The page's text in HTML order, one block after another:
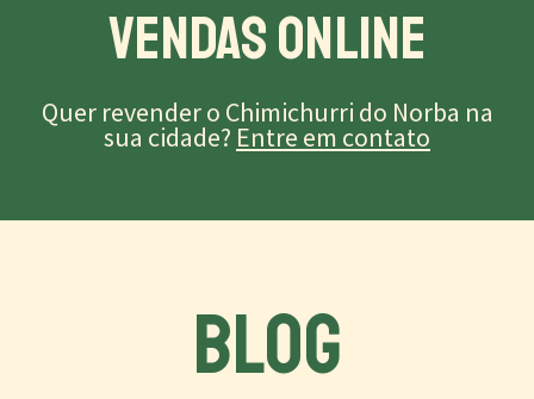
Vendas Online
Quer revender o Chimichurri do Norba na
sua cidade? Entre em contato
BLOG